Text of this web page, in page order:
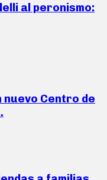
al peronismo:
Centro de